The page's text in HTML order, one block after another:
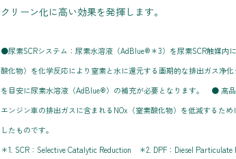
クリーン化に高い効果を発揮します。
●尿素SCRシステム：尿素水溶液（AdBlue®＊3）を尿素SCR触媒内
酸化物）を化学反応により窒素と水に還元する画期的な排出ガス
を目安に尿素水溶液（AdBlue®）の補充が必要となります。 ● 高
エンジン車の排出ガスに含まれるNOx（窒素酸化物）を低減するた
したものです。
＊1. SCR：Selective Catalytic Reduction ＊2. DPF：Diesel